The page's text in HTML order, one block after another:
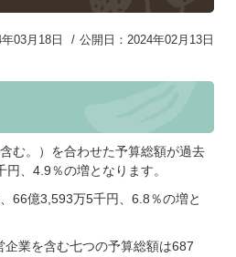
03月18日 公開日：2024年02月13日
む。）を合わせた予算総額が過去
、4.9％の増となります。
66億3,593万5千円、6.8％の増と
業を含む七つの予算総額は687